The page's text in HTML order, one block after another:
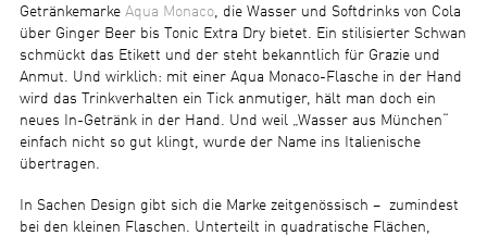
Getränkemarke Aqua Monaco, die Wasser und Softdrinks von Cola
über Ginger Beer bis Tonic Extra Dry bietet. Ein stilisierter Schwan
schmückt das Etikett und der steht bekanntlich für Grazie und
Anmut. Und wirklich: mit einer Aqua Monaco-Flasche in der Hand
wird das Trinkverhalten ein Tick anmutiger, hält man doch ein
neues In-Getränk in der Hand. Und weil „Wasser aus München“
einfach nicht so gut klingt, wurde der Name ins Italienische
übertragen.
In Sachen Design gibt sich die Marke zeitgenössisch – zumindest
bei den kleinen Flaschen. Unterteilt in quadratische Flächen,